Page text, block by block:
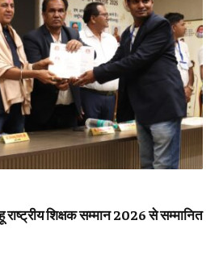
शिक्षक सम्मान 2026 से सम्मानित